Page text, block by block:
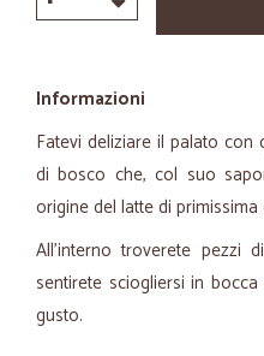
Informazioni
Fatevi deliziare il palato
di bosco che, col suo
origine del latte di primissima
All'interno troverete pezzi
sentirete sciogliersi in
gusto.